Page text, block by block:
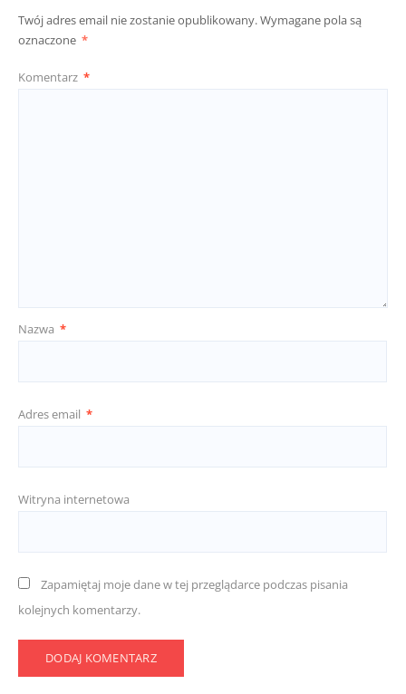
Twój adres email nie zostanie opublikowany.Wymagane pola są
oznaczone *
Komentarz *
Nazwa *
Adres email *
Witryna internetowa
Zapamiętaj moje dane w tej przeglądarce podczas pisania
kolejnych komentarzy.